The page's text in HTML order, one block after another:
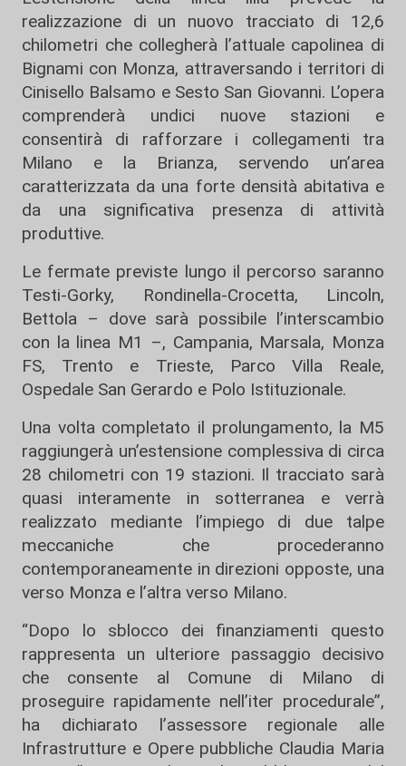
realizzazione di un nuovo tracciato di 12,6
chilometri che collegherà l’attuale capolinea di
Bignami con Monza, attraversando i territori di
Cinisello Balsamo e Sesto San Giovanni. L’opera
comprenderà undici nuove stazioni e
consentirà di rafforzare i collegamenti tra
Milano e la Brianza, servendo un’area
caratterizzata da una forte densità abitativa e
da una significativa presenza di attività
produttive.
Le fermate previste lungo il percorso saranno
Testi-Gorky, Rondinella-Crocetta, Lincoln,
Bettola – dove sarà possibile l’interscambio
con la linea M1 –, Campania, Marsala, Monza
FS, Trento e Trieste, Parco Villa Reale,
Ospedale San Gerardo e Polo Istituzionale.
Una volta completato il prolungamento, la M5
raggiungerà un’estensione complessiva di circa
28 chilometri con 19 stazioni. Il tracciato sarà
quasi interamente in sotterranea e verrà
realizzato mediante l’impiego di due talpe
meccaniche che procederanno
contemporaneamente in direzioni opposte, una
verso Monza e l’altra verso Milano.
“Dopo lo sblocco dei finanziamenti questo
rappresenta un ulteriore passaggio decisivo
che consente al Comune di Milano di
proseguire rapidamente nell’iter procedurale”,
ha dichiarato l’assessore regionale alle
Infrastrutture e Opere pubbliche Claudia Maria